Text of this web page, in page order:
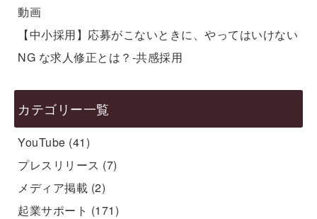
動画
【中小採用】応募がこないときに、やってはいけない
NG な求人修正とは？-共感採用
カテゴリー一覧
YouTube (41)
プレスリリース (7)
メディア掲載 (2)
起業サポート (171)